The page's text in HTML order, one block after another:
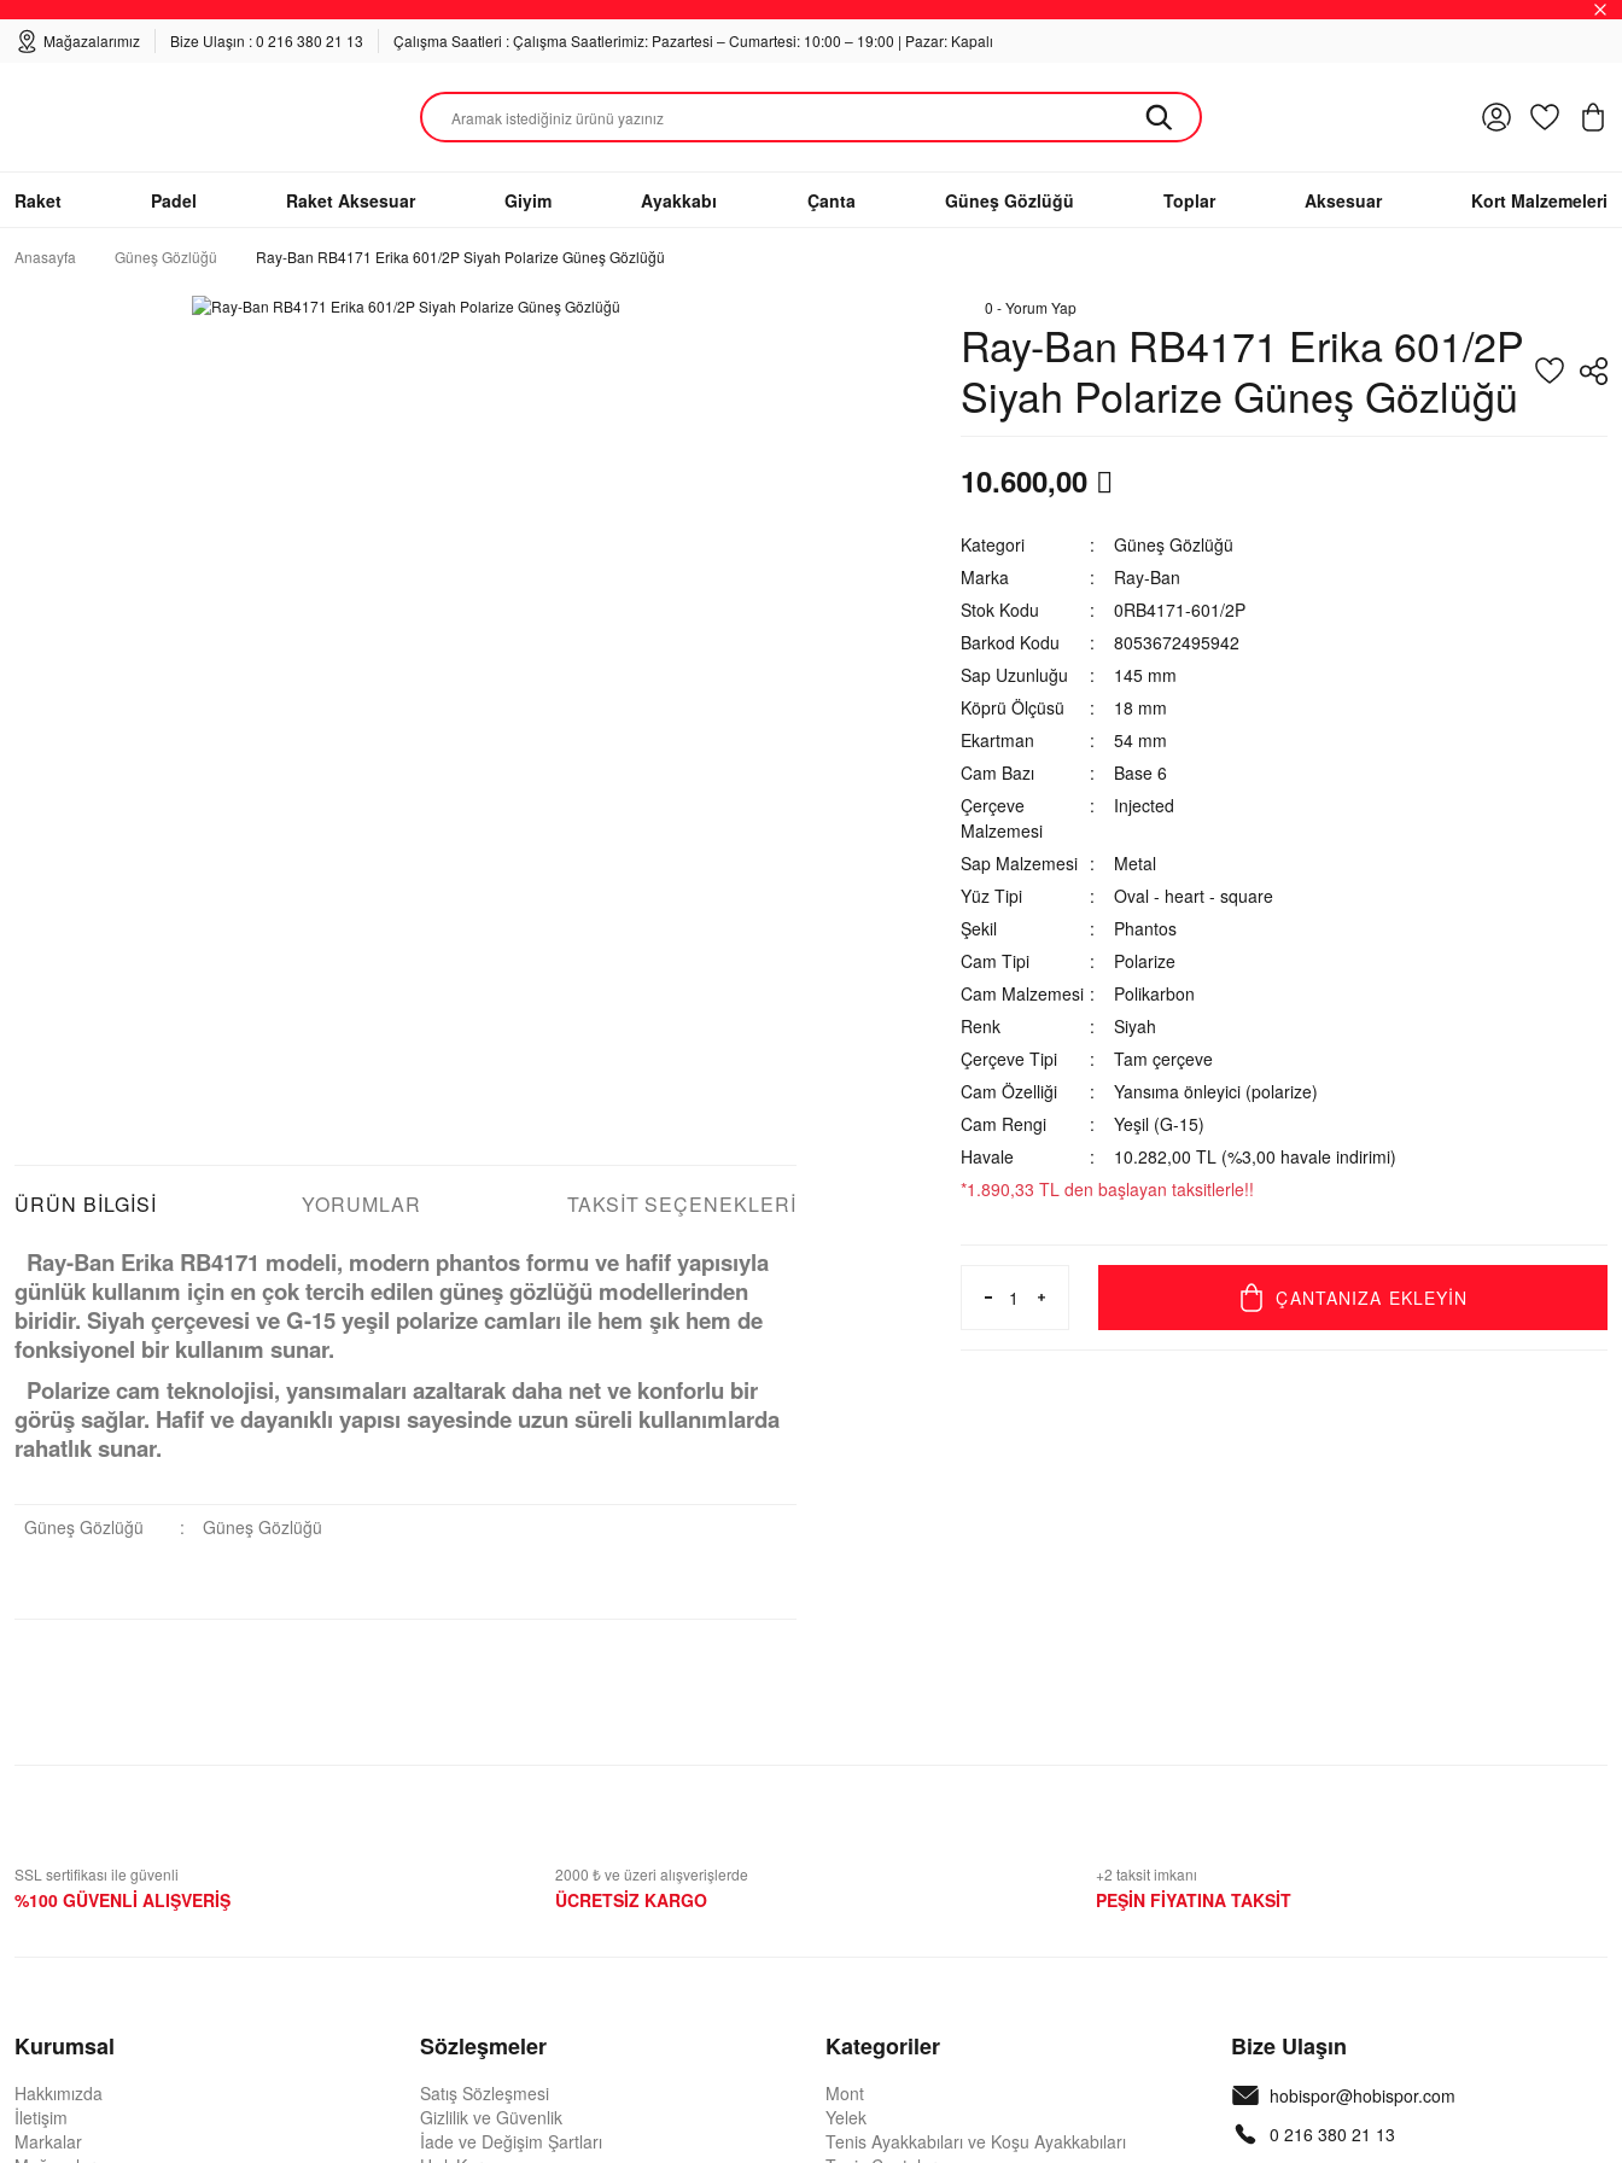
Mağazalarımız Bize Ulaşın : 0 216 380 21 13 Çalışma Saatleri : Çalışma Saatlerimiz: Pazartesi – Cumartesi: 10:00 – 19:00 | Pazar: Kapalı
Giriş Yap
Raket Padel Raket Aksesuar Giyim Ayakkabı Çanta Güneş Gözlüğü Toplar Aksesuar Kort Malzemeleri
Anasayfa Güneş Gözlüğü Ray-Ban RB4171 Erika 601/2P Siyah Polarize Güneş Gözlüğü
ÜRÜN BILGISI YORUMLAR TAKSIT SEÇENEKLERI
Ray-Ban Erika RB4171 modeli, modern phantos formu ve hafif yapısıyla
günlük kullanım için en çok tercih edilen güneş gözlüğü modellerinden
biridir. Siyah çerçevesi ve G-15 yeşil polarize camları ile hem şık hem de
fonksiyonel bir kullanım sunar.
Polarize cam teknolojisi, yansımaları azaltarak daha net ve konforlu bir
görüş sağlar. Hafif ve dayanıklı yapısı sayesinde uzun süreli kullanımlarda
rahatlık sunar.
Güneş Gözlüğü : Güneş Gözlüğü
0 - Yorum Yap
Ray-Ban RB4171 Erika 601/2P
Siyah Polarize Güneş Gözlüğü
10.600,00
Kategori
Güneş Gözlüğü
Marka
Ray-Ban
Stok Kodu
0RB4171-601/2P
Barkod Kodu
8053672495942
Sap Uzunluğu
145 mm
Köprü Ölçüsü
18 mm
Ekartman
54 mm
Cam Bazı
Base 6
Çerçeve
Malzemesi
Injected
Sap Malzemesi
Metal
Yüz Tipi
Oval - heart - square
Şekil
Phantos
Cam Tipi
Polarize
Cam Malzemesi
Polikarbon
Renk
Siyah
Çerçeve Tipi
Tam çerçeve
Cam Özelliği
Yansıma önleyici (polarize)
Cam Rengi
Yeşil (G-15)
Havale
10.282,00 TL (%3,00 havale indirimi)
*1.890,33 TL den başlayan taksitlerle!!
ÇANTANIZA EKLEYİN
SSL sertifikası ile güvenli
%100 GÜVENLİ ALIŞVERİŞ
2000 ₺ ve üzeri alışverişlerde
ÜCRETSİZ KARGO
+2 taksit imkanı
PEŞİN FİYATINA TAKSİT
Kurumsal
Hakkımızda
İletişim
Markalar
Sözleşmeler
Satış Sözleşmesi
Gizlilik ve Güvenlik
İade ve Değişim Şartları
Kategoriler
Mont
Yelek
Tenis Ayakkabıları ve Koşu Ayakkabıları
Bize Ulaşın
hobispor@hobispor.com
0 216 380 21 13